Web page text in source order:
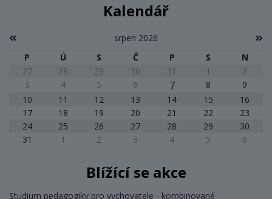
Kalendář
srpen 2026
P
Ú S Č P S
N
27
28 29 30 31 1
2
3
4 5 6 7 8
9
10
11 12 13 14 15
16
17
18 19 20 21 22
23
24
25 26 27 28 29
30
31
1 2 3 4 5 6
Blížící se akce
Studium pedagogiky pro vychovatele - kombinované